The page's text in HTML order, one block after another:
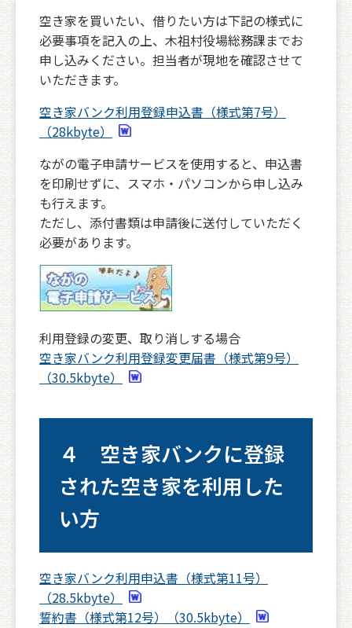
空き家を買いたい、借りたい方は下記の様式に
必要事項を記入の上、木祖村役場総務課までお
申し込みください。担当者が現地を確認させて
いただきます。
空き家バンク利用登録申込書（様式第7号）
（28kbyte）
ながの電子申請サービスを使用すると、申込書
を印刷せずに、スマホ・パソコンから申し込み
も行えます。
ただし、添付書類は申請後に送付していただく
必要があります。
利用登録の変更、取り消しする場合
空き家バンク利用登録変更届書（様式第9号）
（30.5kbyte）
４ 空き家バンクに登録
された空き家を利用した
い方
空き家バンク利用申込書（様式第11号）
（28.5kbyte）
誓約書（様式第12号）（30.5kbyte）